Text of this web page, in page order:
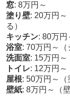
窓: 8万円～
塗り壁: 20万円～
る）
キッチン: 80万円
浴室: 70万円～（
洗面室: 15万円～
トイレ: 12万円～
屋根: 50万円～（
壁紙: 8万円～（